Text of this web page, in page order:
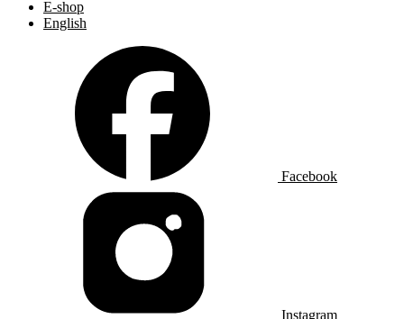
E-shop
English
Facebook
Instagram